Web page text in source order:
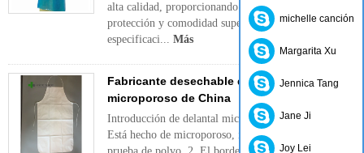
alta calidad, proporcionando una excelente
protección y comodidad superior: La
especificaci... Más
Fabricante desechable de delantal
microporoso de China
Introducción de delantal microporoso desechable: 1.
Está hecho de microporoso, impermeable y a
michelle canción
Margarita Xu
Jennica Tang
Jane Ji
Joy Lei